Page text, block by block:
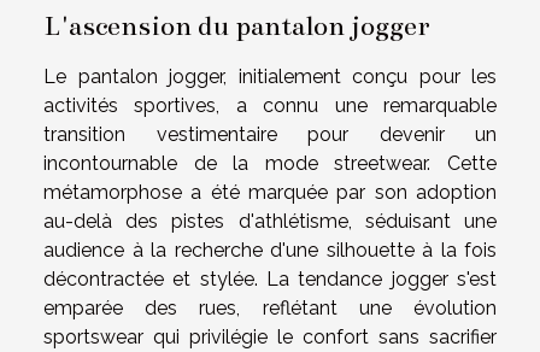
L'ascension du pantalon jogger
Le pantalon jogger, initialement conçu pour les
activités sportives, a connu une remarquable
transition vestimentaire pour devenir un
incontournable de la mode streetwear. Cette
métamorphose a été marquée par son adoption
au-delà des pistes d'athlétisme, séduisant une
audience à la recherche d'une silhouette à la fois
décontractée et stylée. La tendance jogger s'est
emparée des rues, reflétant une évolution
sportswear qui privilégie le confort sans sacrifier